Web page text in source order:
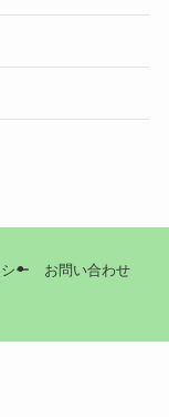
ー お問い合わせ